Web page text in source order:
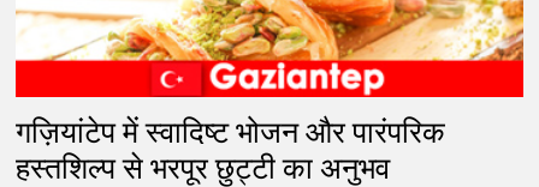
गज़ियांटेप में स्वादिष्ट भोजन और पारंपरिक
हस्तशिल्प से भरपूर छुट्टी का अनुभव